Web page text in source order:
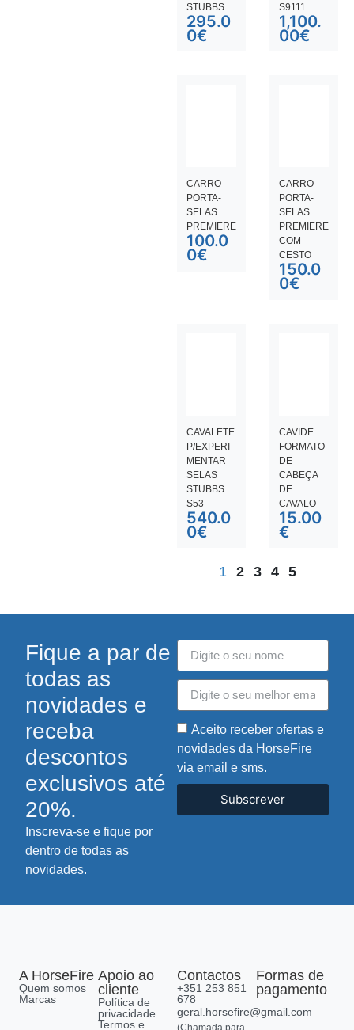
STUBBS
295.0
0€
S9111
1,100.
00€
CARRO
PORTA-
SELAS
PREMIERE
100.0
0€
CARRO
PORTA-
SELAS
PREMIERE
COM
CESTO
150.0
0€
CAVALETE
P/EXPERI
MENTAR
SELAS
STUBBS
S53
540.0
0€
CAVIDE
FORMATO
DE
CABEÇA
DE
CAVALO
15.00
€
1 2 3 4 5
Fique a par de
todas as
novidades e
receba
descontos
exclusivos até
20%.
Inscreva-se e fique por
dentro de todas as
novidades.
Aceito receber ofertas e
novidades da HorseFire
via email e sms.
Subscrever
A HorseFire
Quem somos
Marcas
Apoio ao
cliente
Política de
privacidade
Termos e
Contactos
+351 253 851
678
geral.horsefire@gmail.com
(Chamada para
Formas de
pagamento